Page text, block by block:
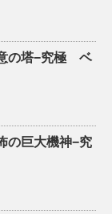
の塔−究極 ベ
の巨大機神−究